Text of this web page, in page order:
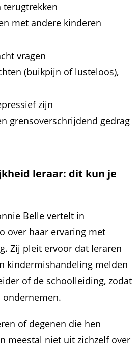
terugtrekken
met andere kinderen
vragen
(buikpijn of lusteloos),
zijn
grensoverschrijdend gedrag
leraar: dit kun je
Belle vertelt in
over haar ervaring met
Zij pleit ervoor dat leraren
kindermishandeling melden
of de schoolleiding, zodat
of degenen die hen
meestal niet uit zichzelf over